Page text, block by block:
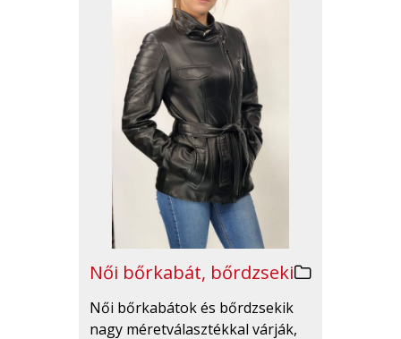
Női bőrkabát, bőrdzseki
Női bőrkabátok és bőrdzsekik
nagy méretválasztékkal várják,